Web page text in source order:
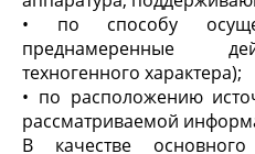
• по способу
преднамеренные
техногенного характера);
• по расположению
рассматриваемой
В качестве